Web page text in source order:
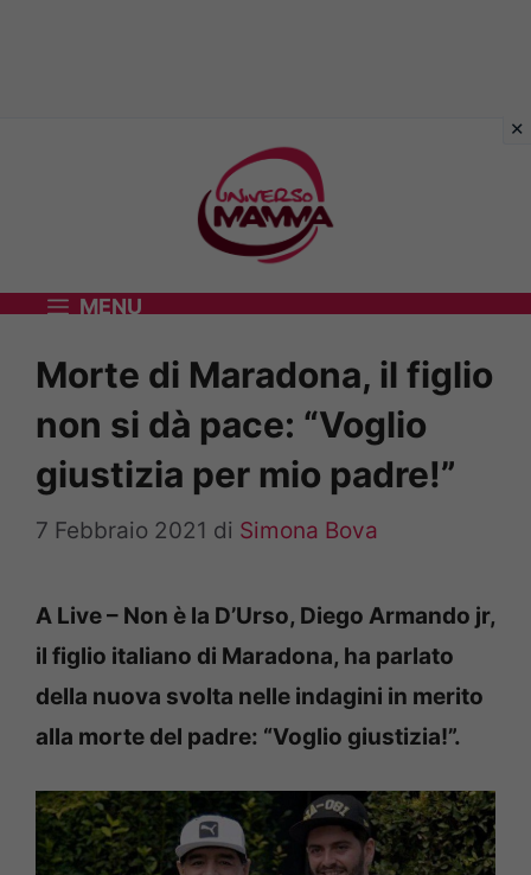
MENU
Morte di Maradona, il figlio
non si dà pace: “Voglio
giustizia per mio padre!”
7 Febbraio 2021 di Simona Bova
A Live – Non è la D’Urso, Diego Armando jr,
il figlio italiano di Maradona, ha parlato
della nuova svolta nelle indagini in merito
alla morte del padre: “Voglio giustizia!”.